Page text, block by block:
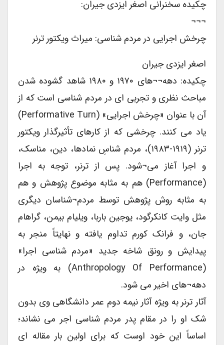
چکیده سخنرانی اصغر ایزدی جیران:
¬¬¬
چرخش اجرایی در مردم شناسی: میراث ویکتور ترنر
اصغر ایزدی جیران
چکیده: دهه¬¬های ۱۹۷۰ و ۱۹۸۰ شاهد گشوده شدن
مباحث نظری و تجربی ای در مردم شناسی است که از
آن با عنوان «چرخش اجرایی» (Performative Turn)
یاد می کنند. چرخشی که از کارهای تأثیرگذار ویکتور
ترنر (۱۹۱۹-۱۹۸۳)، مردم شناسِ نمادها، دین، مناسک،
و اجرا آغاز می¬شود. پس از ترنر، توجه به اجرا
(Performance) هم به مثابه موضوع پژوهش و هم
به مثابه روش پژوهش توسط مردم¬شناسان دیگری
مثل وایت کانکرگود، یوجین باربا، ویلیام بیمن، گراهام
جان، و فرانک کورم تداوم یافته و نهایتاً منجر به
پیدایش و رونق شاخه جدید «مردم شناسی اجرا»
(Anthropology Of Performance) به ویژه در
دهه¬های اخیر می شود.
آثار ترنر به ویژه آثار نیمه دوم عمر دانشگاهی وی بدون
شک او را در مقام پدر مردم شناسی اجر می نشاند؛
اساساً این خود اوست که برای اولین بار مقاله ای